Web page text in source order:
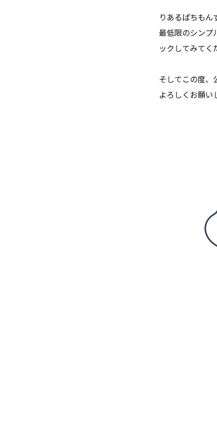
りあるぱちもん
最低限のシンプ
ックしてみてく
そしてこの度、
よろしくお願い